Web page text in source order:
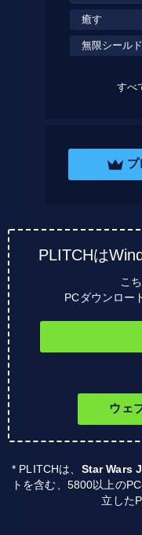
癒す
無限シールド
すべ
プ
PLITCHは
こ
PCダウンロー
ウェ
* PLITCHは、 Star Wars
トを含む、5800以上の
立した